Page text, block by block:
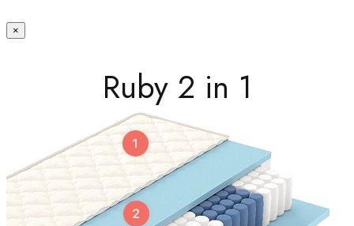
×
Ruby 2 in 1